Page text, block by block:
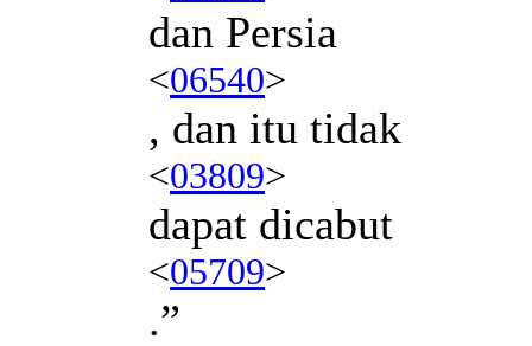
dan Persia
<06540>
, dan itu tidak
<03809>
dapat dicabut
<05709>
.”